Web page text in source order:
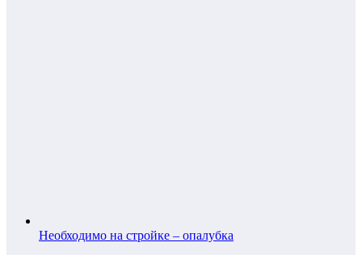
Необходимо на стройке – опалубка